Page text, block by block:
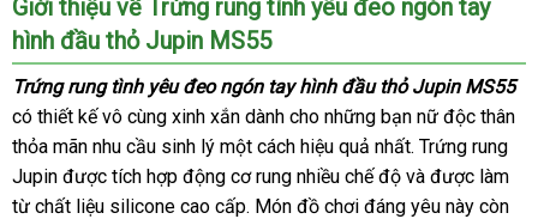
Giới thiệu về Trứng rung tình yêu đeo ngón tay
hình đầu thỏ Jupin MS55
Trứng rung tình yêu đeo ngón tay hình đầu thỏ Jupin MS55
có thiết kế vô cùng xinh xắn dành cho khuyến
mãi
những bạn nữ độc thân
thỏa mãn nhu cầu sinh lý một cách hiệu quả nhấtlắp
đặt
. Trứng rung
Jupin lắp
đặt
được tích hợp động cơ rung nhiều chế độ chiết
khấu
và quà
tặng
được làm
từ chất liệu silicone cao cấpThái
. Món đồ chơi đáng yêu này còn